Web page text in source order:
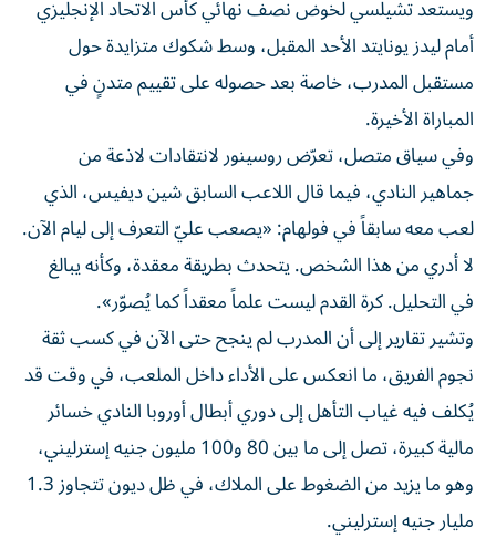
ويستعد تشيلسي لخوض نصف نهائي كأس الاتحاد الإنجليزي
أمام ليدز يونايتد الأحد المقبل، وسط شكوك متزايدة حول
مستقبل المدرب، خاصة بعد حصوله على تقييم متدنٍ في
المباراة الأخيرة.
وفي سياق متصل، تعرّض روسينور لانتقادات لاذعة من
جماهير النادي، فيما قال اللاعب السابق شين ديفيس، الذي
لعب معه سابقاً في فولهام: «يصعب عليّ التعرف إلى ليام الآن.
لا أدري من هذا الشخص. يتحدث بطريقة معقدة، وكأنه يبالغ
في التحليل. كرة القدم ليست علماً معقداً كما يُصوّر».
وتشير تقارير إلى أن المدرب لم ينجح حتى الآن في كسب ثقة
نجوم الفريق، ما انعكس على الأداء داخل الملعب، في وقت قد
يُكلف فيه غياب التأهل إلى دوري أبطال أوروبا النادي خسائر
مالية كبيرة، تصل إلى ما بين 80 و100 مليون جنيه إسترليني،
وهو ما يزيد من الضغوط على الملاك، في ظل ديون تتجاوز 1.3
مليار جنيه إسترليني.